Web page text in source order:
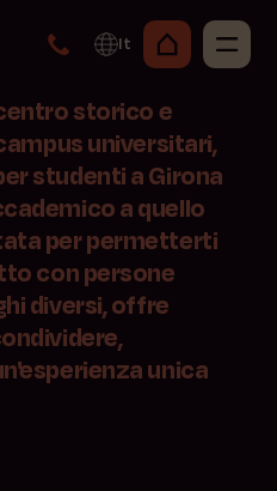
It
storico e
universitari,
studenti a Girona
a quello
per permetterti
con persone
diversi, offre
unica